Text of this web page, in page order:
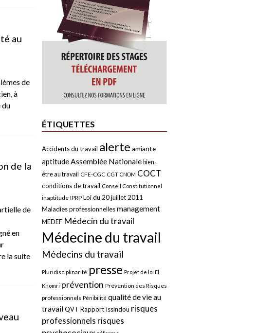
au
de
à
du
de la
de
en
la suite
ÉTIQUETTES
Accidents du travail alerte amiante
aptitudeAssemblée Nationale bien-
être au travail CFE-CGC CGT CNOM COCT
conditions de travail Conseil Constitutionnel
inaptitude IPRP Loi du 20 juillet 2011
Maladies professionnellesmanagement
MEDEF Médecin du travail
Médecine du travail
Médecins du travail
Pluridisciplinarité presse Projet de loi El
Khomri prévention Prévention des Risques
professionnels Pénibilité qualité de vie au
travailQVT Rapport Issindou risques
professionnels risques